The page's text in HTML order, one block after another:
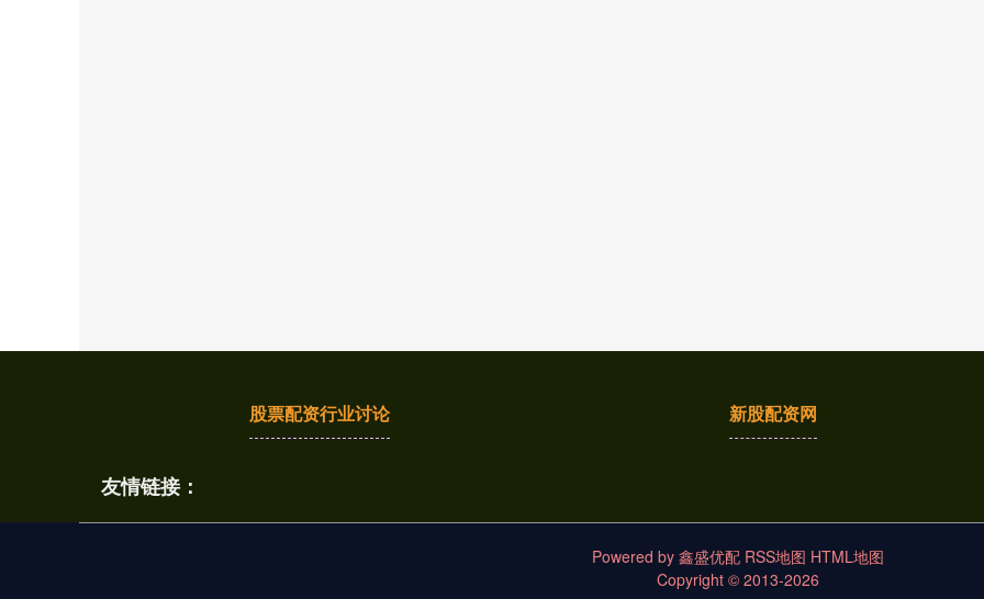
股票配资行业讨论 新股配资网
友情链接：
Powered by 鑫盛优配 RSS地图 HTML地图
Copyright © 2013-2026